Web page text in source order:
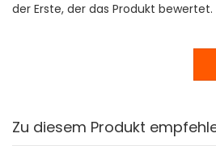
der Erste, der das Produkt bewertet.
Zu diesem Produkt